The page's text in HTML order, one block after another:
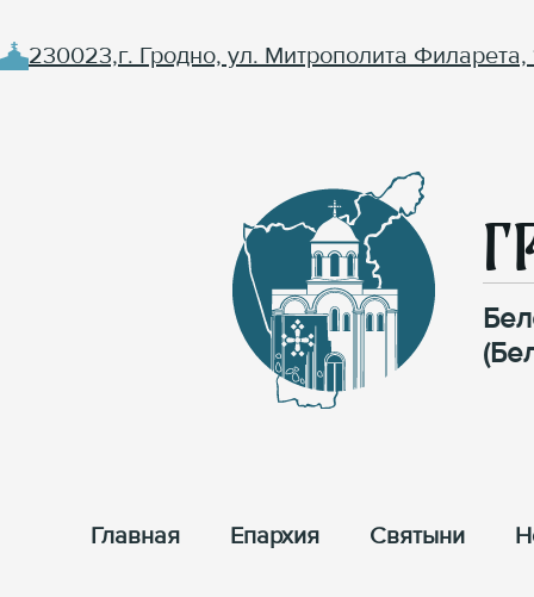
230023,г. Гродно, ул. Митрополита Филарета,
Главная Епархия Cвятыни